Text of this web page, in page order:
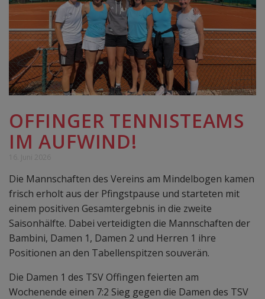
OFFINGER TENNISTEAMS
IM AUFWIND!
Die Mannschaften des Vereins am Mindelbogen kamen
frisch erholt aus der Pfingstpause und starteten mit
einem positiven Gesamtergebnis in die zweite
Saisonhälfte. Dabei verteidigten die Mannschaften der
Bambini, Damen 1, Damen 2 und Herren 1 ihre
Positionen an den Tabellenspitzen souverän.
Die Damen 1 des TSV Offingen feierten am
Wochenende einen 7:2 Sieg gegen die Damen des TSV